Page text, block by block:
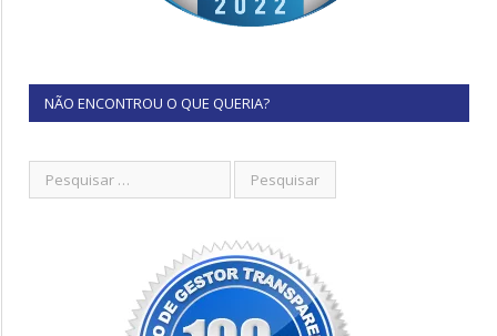
NÃO ENCONTROU O QUE QUERIA?